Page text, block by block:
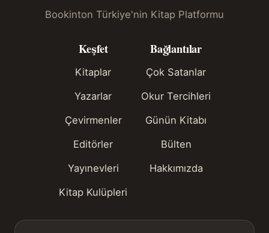
Bookinton Türkiye'nin Kitap Platformu
Keşfet
Kitaplar
Yazarlar
Çevirmenler
Editörler
Yayınevleri
Kitap Kulüpleri
Bağlantılar
Çok Satanlar
Okur Tercihleri
Günün Kitabı
Bülten
Hakkımızda